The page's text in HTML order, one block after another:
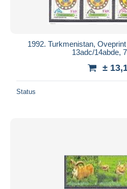
1992. Turkmenistan,
13adc/14abde,
±
Status